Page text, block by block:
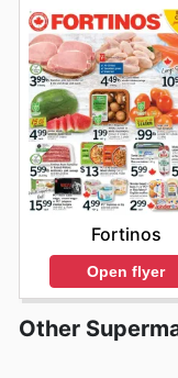
Fortinos
Open flyer
Other